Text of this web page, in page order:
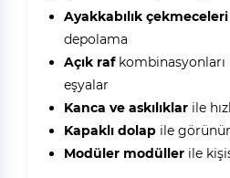
Ayakkabılık çekmeceleri
depolama
Açık rafkombinasyonları
eşyalar
Kanca ve askılıklarile
Kapaklı dolapile
Modüler modüllerile